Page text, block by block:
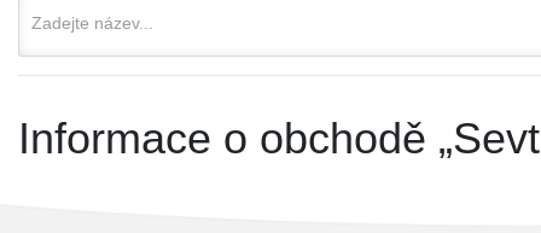
Informace o obchodě